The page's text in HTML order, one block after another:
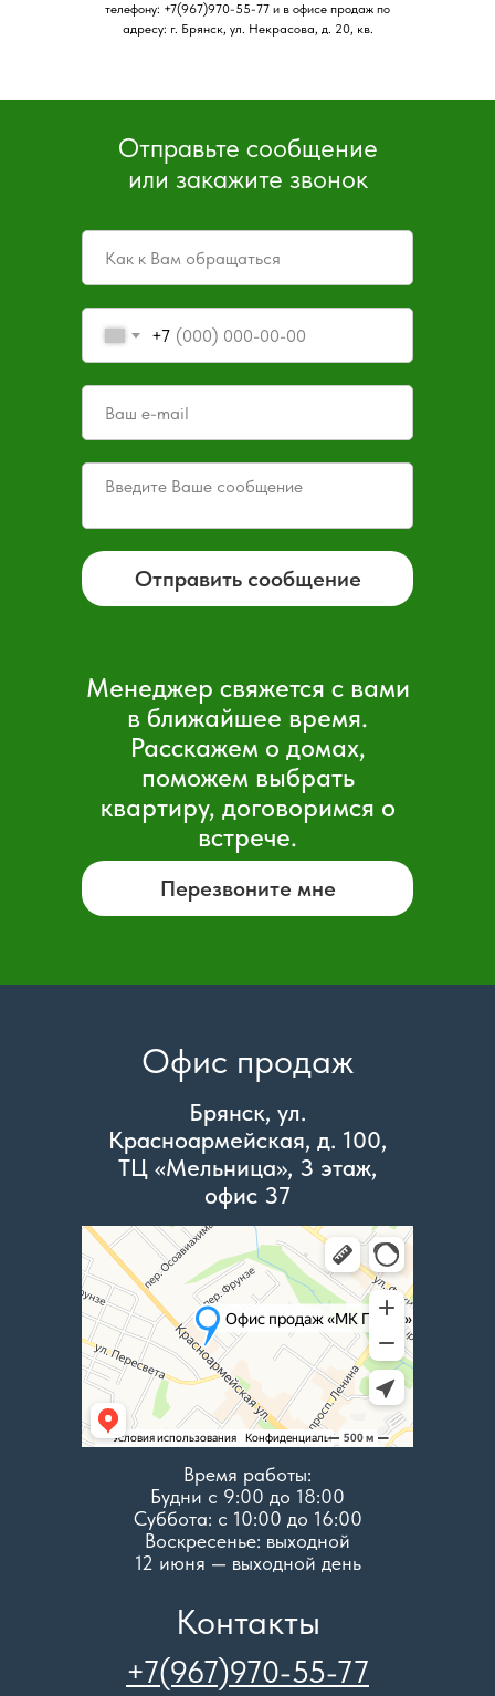
телефону: +7(967)970-55-77 и в офисе продаж по
адресу: г. Брянск, ул. Некрасова, д. 20, кв.
Отправьте сообщение
или закажите звонок
Менеджер свяжется с вами
в ближайшее время.
Расскажем о домах,
поможем выбрать
квартиру, договоримся о
встрече.
Перезвоните мне
+7
Отправить сообщение
Офис продаж
+7(967)970-55-77
Контакты
Брянск, ул.
Красноармейская, д. 100,
ТЦ «Мельница», 3 этаж,
офис 37
Время работы:
Будни с 9:00 до 18:00
Суббота: c 10:00 до 16:00
Воскресенье: выходной
12 июня — выходной день